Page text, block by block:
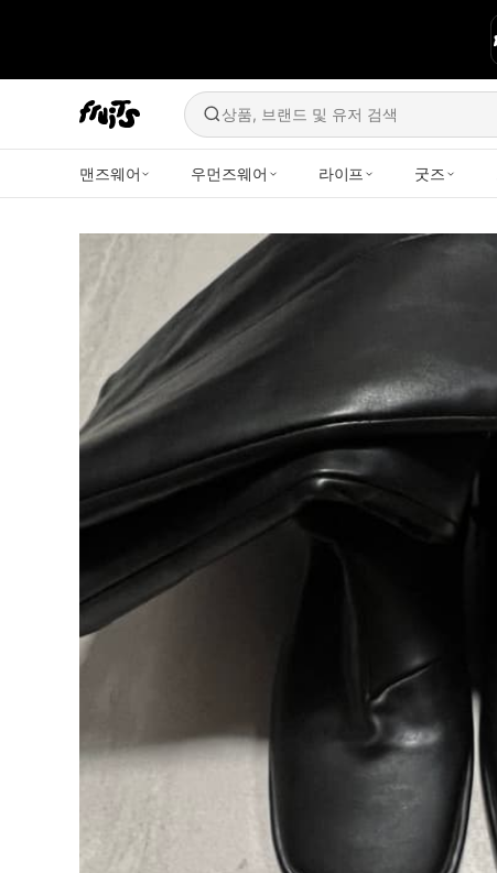
상품, 브랜드 및 유저 검색
맨즈웨어 우먼즈웨어 라이프 굿즈